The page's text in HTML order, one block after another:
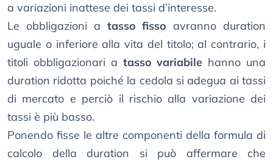
a variazioni inattese dei tassi d’interesse.
Le obbligazioni a tasso fisso avranno duration
uguale o inferiore alla vita del titolo; al contrario, i
titoli obbligazionari a tasso variabile hanno una
duration ridotta poiché la cedola si adegua ai tassi
di mercato e perciò il rischio alla variazione dei
tassi è più basso.
Ponendo fisse le altre componenti della formula di
calcolo della duration si può affermare che